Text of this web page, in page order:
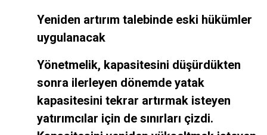
Yeniden artırım talebinde eski hükümler
uygulanacak
Yönetmelik, kapasitesini düşürdükten
sonra ilerleyen dönemde yatak
kapasitesini tekrar artırmak isteyen
yatırımcılar için de sınırları çizdi.